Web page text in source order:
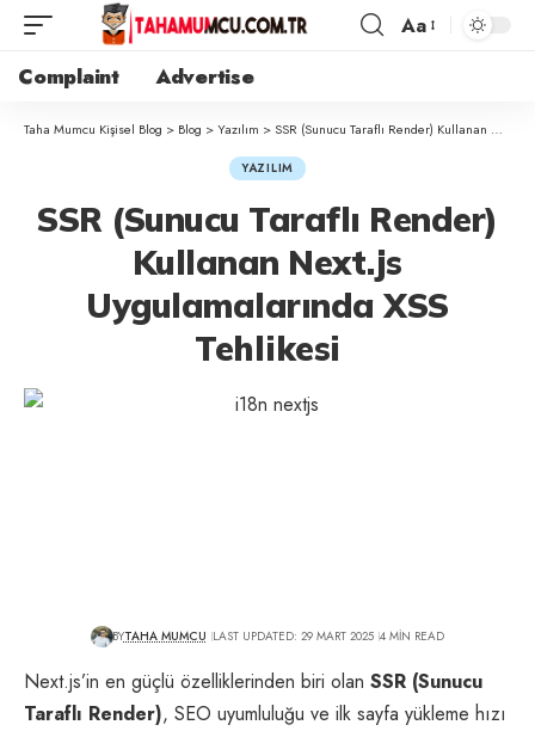
Aa
Complaint Advertise
Taha Mumcu Kişisel Blog > Blog >Yazılım > SSR (Sunucu Taraflı Render) Kullanan Next.js Uygulamalarında XSS Tehlikesi
YAZILIM
SSR (Sunucu Taraflı Render)
Kullanan Next.js
Uygulamalarında XSS
Tehlikesi
BYTAHA MUMCU LAST UPDATED: 29 MART 2025 4 MIN READ
Next.js’in en güçlü özelliklerinden biri olan SSR (Sunucu
Taraflı Render), SEO uyumluluğu ve ilk sayfa yükleme hızı